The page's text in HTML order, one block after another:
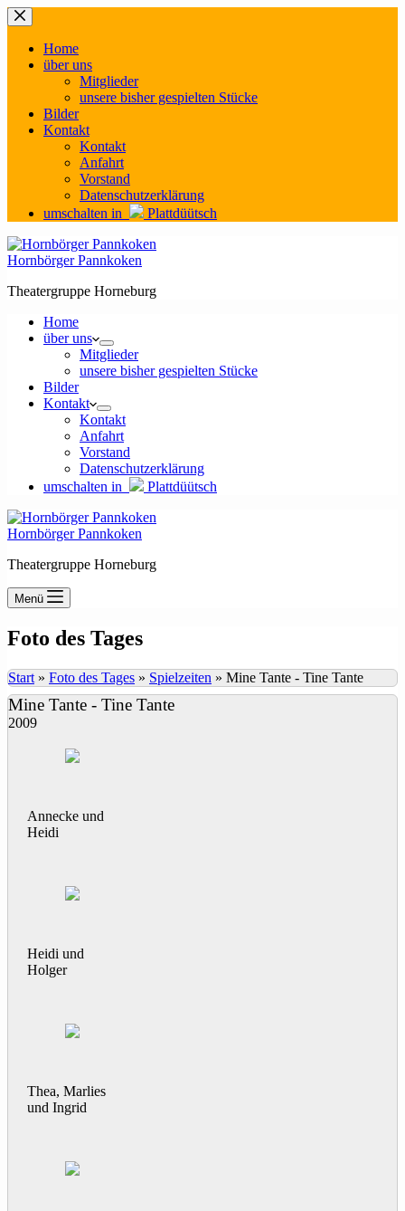
Zum
Inhalt
springenHome
über uns
Mitglieder
unsere bisher gespielten Stücke
Bilder
Kontakt
Kontakt
Anfahrt
Vorstand
Datenschutzerklärung
umschalten in
Plattdüütsch
Hornbörger Pannkoken
Theatergruppe Horneburg
Home
über uns
Mitglieder
unsere bisher gespielten Stücke
Bilder
Kontakt
Kontakt
Anfahrt
Vorstand
Datenschutzerklärung
umschalten in
Plattdüütsch
Hornbörger Pannkoken
Theatergruppe Horneburg
Menü
Foto des Tages
Start » Foto des Tages » Spielzeiten » Mine Tante - Tine Tante
Mine Tante - Tine Tante
2009
Annecke und
Heidi
Heidi und
Holger
Thea, Marlies
und Ingrid